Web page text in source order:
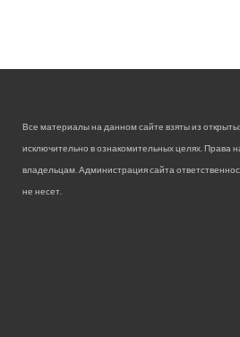
Все материалы на данном сайте взяты из
исключительно в ознакомительных целях. Права
владельцам. Администрация сайта
не несет.